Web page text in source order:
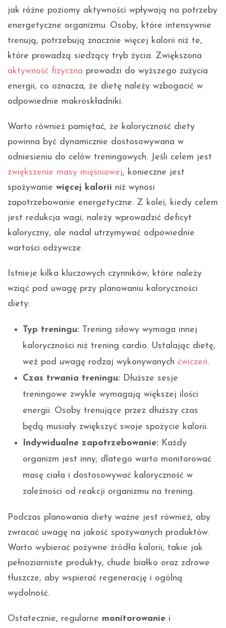
jak różne poziomy aktywności wpływają na potrzeby
energetyczne organizmu. Osoby, które intensywnie
trenują, potrzebują znacznie więcej kalorii niż te,
które prowadzą siedzący tryb życia. Zwiększona
aktywność fizyczna prowadzi do wyższego zużycia
energii, co oznacza, że ​​dietę należy wzbogacić w
odpowiednie makroskładniki.
Warto również pamiętać, że kaloryczność diety
powinna być dynamicznie dostosowywana w
odniesieniu do celów treningowych. Jeśli celem jest
zwiększenie masy mięśniowej, konieczne jest
spożywanie więcej kalorii niż wynosi
zapotrzebowanie energetyczne. Z kolei, kiedy celem
jest redukcja wagi, należy wprowadzić deficyt
kaloryczny, ale nadal utrzymywać odpowiednie
wartości odżywcze.
Istnieje kilka kluczowych czynników, które należy
wziąć pod uwagę przy planowaniu kaloryczności
diety:
Typ treningu: Trening siłowy wymaga innej
kaloryczności niż trening cardio. Ustalając dietę,
weź pod uwagę rodzaj wykonywanych ćwiczeń.
Czas trwania treningu: Dłuższe sesje
treningowe zwykle wymagają większej ilości
energii. Osoby trenujące przez dłuższy czas
będą musiały zwiększyć swoje spożycie kalorii.
Indywidualne zapotrzebowanie: Każdy
organizm jest inny; dlatego warto monitorować
masę ciała i dostosowywać kaloryczność w
zależności od reakcji organizmu na trening.
Podczas planowania diety ważne jest również, aby
zwracać uwagę na jakość spożywanych produktów.
Warto wybierać pożywne źródła kalorii, takie jak
pełnoziarniste produkty, chude białko oraz zdrowe
tłuszcze, aby wspierać regenerację i ogólną
wydolność.
Ostatecznie, regularne monitorowanie i